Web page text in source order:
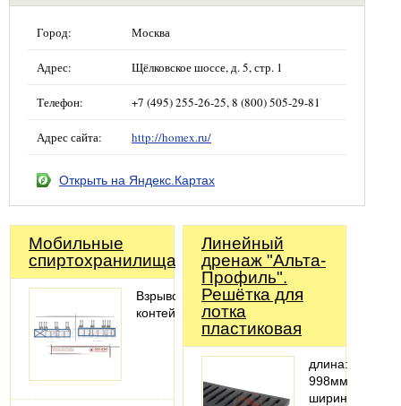
Город: Москва
Адрес: Щёлковское шоссе, д. 5, стр. 1
Телефон: +7 (495) 255-26-25, 8 (800) 505-29-81
Адрес сайта: http://homex.ru/
Открыть на Яндекс.Картах
Мобильные
спиртохранилища
Взрывозащищенные
контейнеры
Линейный
дренаж "Альта-
Профиль".
Решётка для
лотка
пластиковая
длина:
998мм;
ширина: